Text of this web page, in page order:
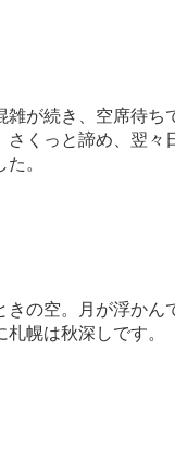
雑が続き、空席待ち
さくっと諦め、翌々
。
きの空。月が浮かん
幌は秋深しです。